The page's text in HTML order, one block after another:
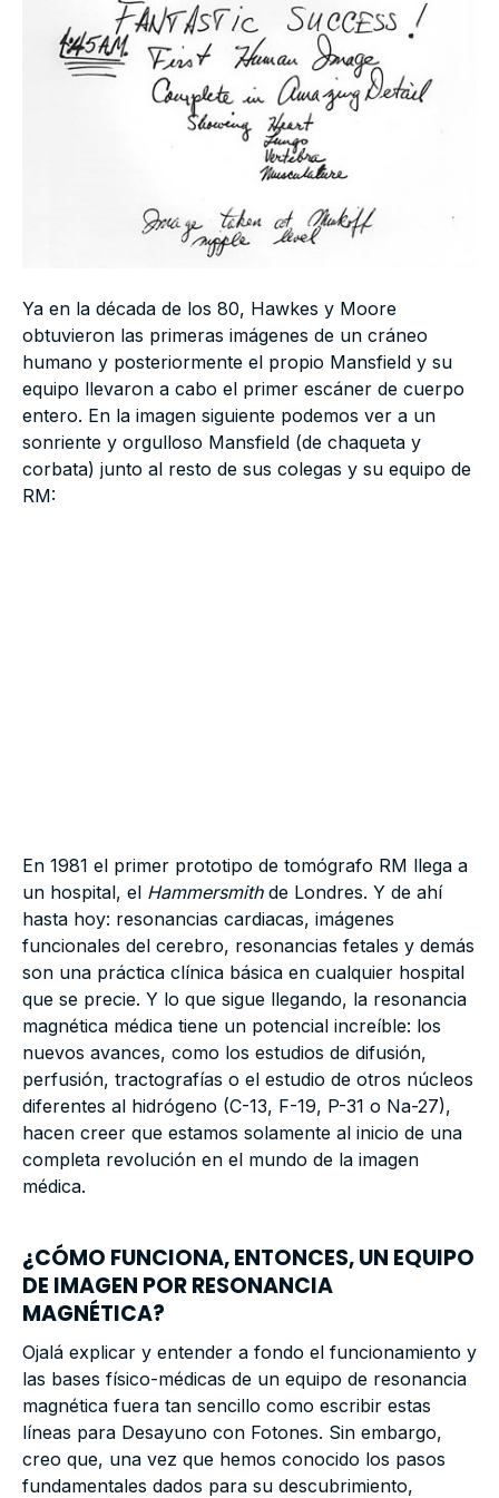
Ya en la década de los 80, Hawkes y Moore
obtuvieron las primeras imágenes de un cráneo
humano y posteriormente el propio Mansfield y su
equipo llevaron a cabo el primer escáner de cuerpo
entero. En la imagen siguiente podemos ver a un
sonriente y orgulloso Mansfield (de chaqueta y
corbata) junto al resto de sus colegas y su equipo de
RM:
En 1981 el primer prototipo de tomógrafo RM llega a
un hospital, el Hammersmithde Londres. Y de ahí
hasta hoy: resonancias cardiacas, imágenes
funcionales del cerebro, resonancias fetales y demás
son una práctica clínica básica en cualquier hospital
que se precie. Y lo que sigue llegando, la resonancia
magnética médica tiene un potencial increíble: los
nuevos avances, como los estudios de difusión,
perfusión, tractografías o el estudio de otros núcleos
diferentes al hidrógeno (C-13, F-19, P-31 o Na-27),
hacen creer que estamos solamente al inicio de una
completa revolución en el mundo de la imagen
médica.
¿CÓMO FUNCIONA, ENTONCES, UN EQUIPO
DE IMAGEN POR RESONANCIA
MAGNÉTICA?
Ojalá explicar y entender a fondo el funcionamiento y
las bases físico-médicas de un equipo de resonancia
magnética fuera tan sencillo como escribir estas
líneas para Desayuno con Fotones. Sin embargo,
creo que, una vez que hemos conocido los pasos
fundamentales dados para su descubrimiento,